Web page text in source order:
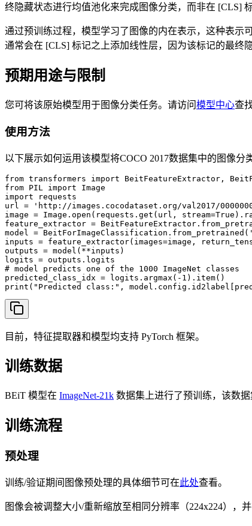
终隐藏状态进行均值池化来完成图像分类，而非在 [CLS]
通过预训练过程，模型学习了图像的内在表示，这种表示
通常会在 [CLS] 标记之上添加线性层，因为该标记的最终
预期用途与限制
您可将该原始模型用于图像分类任务。请访问模型中心查
使用方法
以下展示如何运用该模型将COCO 2017数据集中的图像分
from transformers import BeitFeatureExtractor,
from PIL import Image
import requests
url = 'http://images.cocodataset.org/val2017/
image = Image.open(requests.get(url,
feature_extractor =
model =
inputs = feature_extractor(images=image,
outputs = model(**inputs)
logits = outputs.logits
# model predicts one of the 1000 ImageNet classes
predicted_class_idx = logits.argmax(-1).item()
print("Predicted class:",
目前，特征提取器和模型均支持 PyTorch 框架。
训练数据
BEiT 模型在 ImageNet-21k 数据集上进行了预训练，该数
训练流程
预处理
训练/验证期间图像预处理的具体细节可在此处查看。
图像会被调整大小/重新缩放至相同分辨率（224x224），